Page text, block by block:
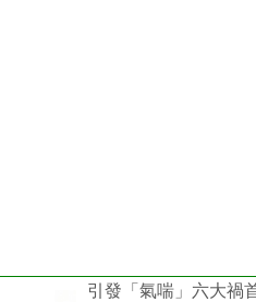
引發「氣喘」六大禍